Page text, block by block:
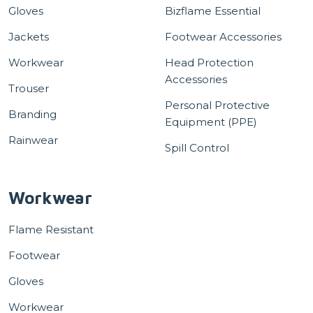
Gloves
Jackets
Workwear
Trouser
Branding
Rainwear
Bizflame Essential
Footwear Accessories
Head Protection
Accessories
Personal Protective
Equipment (PPE)
Spill Control
Workwear
Flame Resistant
Footwear
Gloves
Workwear